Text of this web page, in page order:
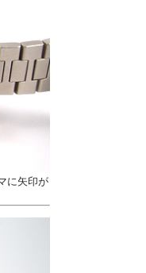
に矢印が